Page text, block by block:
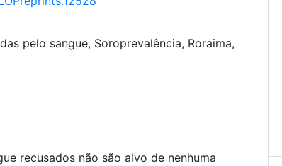
pelo sangue, Soroprevalência, Roraima,
recusados ​​não são alvo de nenhuma